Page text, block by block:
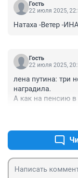
Гость
22 июля 2025,
Натаха -Ветер -
Гость
22 июля 2025,
лена путина: три
наградила.
А как на пенсию в